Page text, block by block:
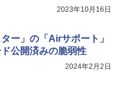
2023年10月16日
ー」の「Airサポート」
公開済みの脆弱性
2024年2月2日